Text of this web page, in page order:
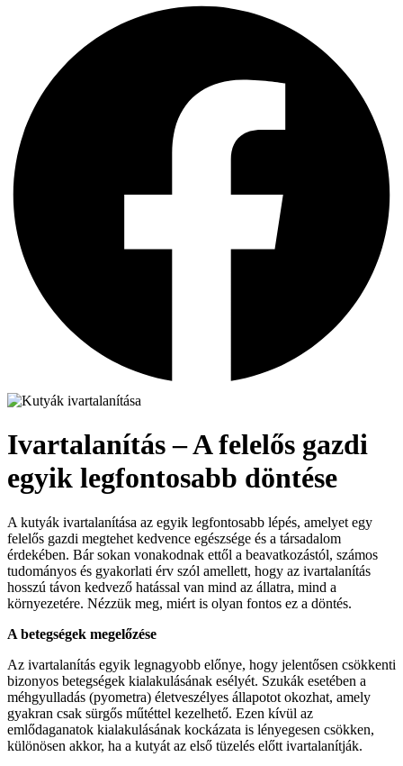
Ivartalanítás – A felelős gazdi
egyik legfontosabb döntése
A kutyák ivartalanítása az egyik legfontosabb lépés, amelyet egy
felelős gazdi megtehet kedvence egészsége és a társadalom
érdekében. Bár sokan vonakodnak ettől a beavatkozástól, számos
tudományos és gyakorlati érv szól amellett, hogy az ivartalanítás
hosszú távon kedvező hatással van mind az állatra, mind a
környezetére. Nézzük meg, miért is olyan fontos ez a döntés.
A betegségek megelőzése
Az ivartalanítás egyik legnagyobb előnye, hogy jelentősen csökkenti
bizonyos betegségek kialakulásának esélyét. Szukák esetében a
méhgyulladás (pyometra) életveszélyes állapotot okozhat, amely
gyakran csak sürgős műtéttel kezelhető. Ezen kívül az
emlődaganatok kialakulásának kockázata is lényegesen csökken,
különösen akkor, ha a kutyát az első tüzelés előtt ivartalanítják.